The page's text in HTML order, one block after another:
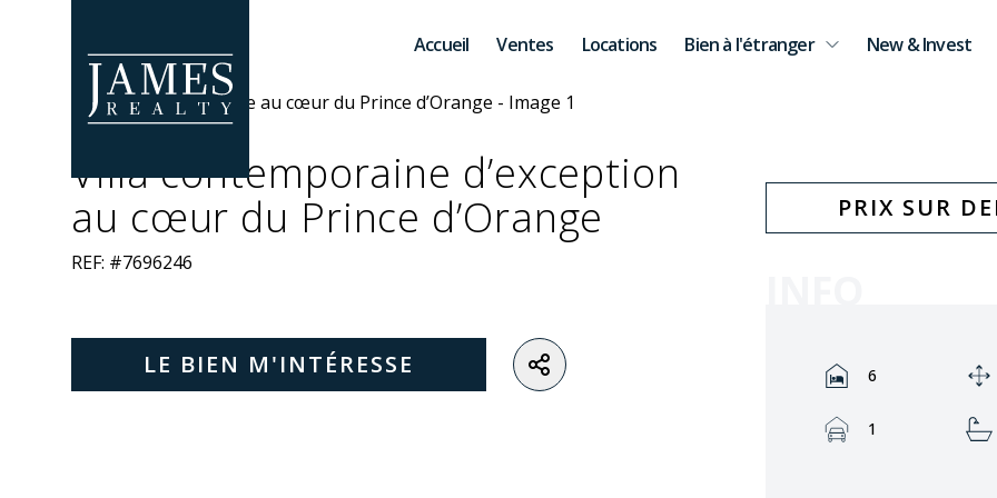
Accueil
Ventes Locations Bien à l'étranger New & Invest
Villa contemporaine d’exception
au cœur du Prince d’Orange
REF: #7696246
LE BIEN M'INTÉRESSE
PRIX SUR
Rooms:
6
Garage:
1